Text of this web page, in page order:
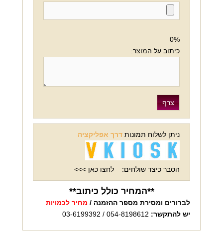
0%
כיתוב על המוצר:
ניתן לשלוח תמונות דרך אפליקציה
הסבר כיצד שולחים: לחצו כאן >>>
**המחיר כולל כיתוב**
לברורים ומסירת מספר ההזמנה / מחיר לכמויות
יש להתקשר: